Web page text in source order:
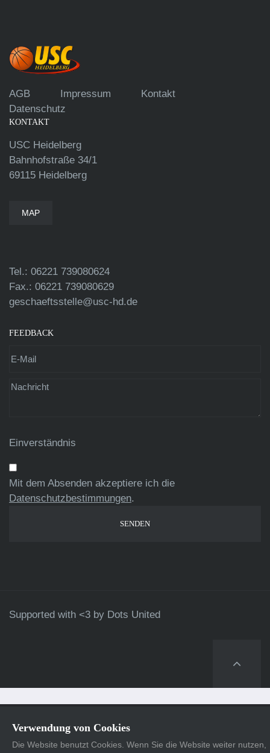
AGB Impressum
Kontakt
Datenschutz
KONTAKT
USC Heidelberg
Bahnhofstraße 34/1
69115 Heidelberg
MAP
Tel.: 06221 739080624
Fax.: 06221 739080629
geschaeftsstelle@usc-hd.de
FEEDBACK
Einverständnis
Mit dem Absenden akzeptiere ich die
Datenschutzbestimmungen.
Supported with <3 by Dots United
Verwendung von Cookies
Die Website benutzt Cookies. Wenn Sie die Website weiter nutzen,